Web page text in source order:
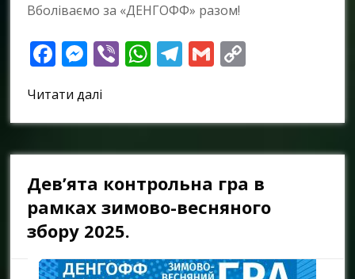
Вболіваємо за «ДЕНГОФФ» разом!
Facebook
Messenger
ViberWhatsApp
Telegram
Gmail
Читати далі
Дев’ята контрольна гра в
рамках зимово-весняного
збору 2025.